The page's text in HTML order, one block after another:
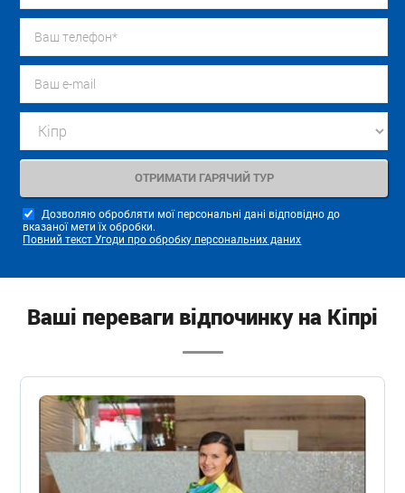
Дозволяю обробляти мої персональні дані відповідно до
вказаної мети їх обробки.
Повний текст Угоди про обробку персональних даних
Ваші переваги відпочинку на Кіпрі